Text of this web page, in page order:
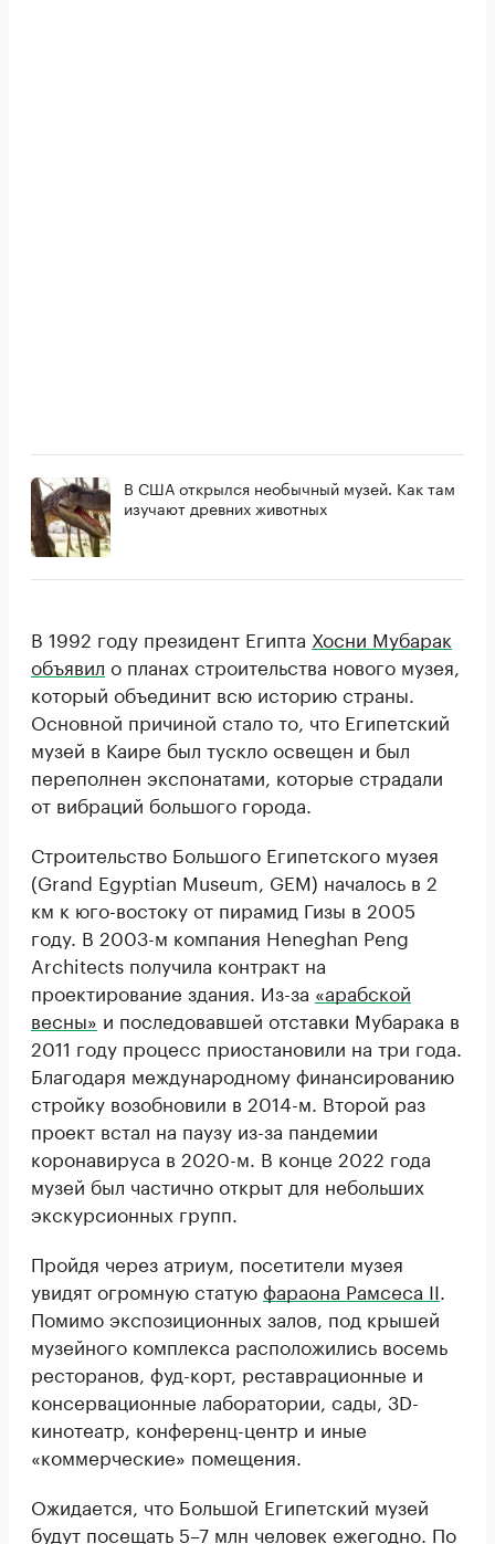
В США открылся необычный музей. Как там
изучают древних животных
В 1992 году президент Египта Хосни Мубарак
объявил о планах строительства нового музея,
который объединит всю историю страны.
Основной причиной стало то, что Египетский
музей в Каире был тускло освещен и был
переполнен экспонатами, которые страдали
от вибраций большого города.
Строительство Большого Египетского музея
(Grand Egyptian Museum, GEM) началось в 2
км к юго-востоку от пирамид Гизы в 2005
году. В 2003-м компания Heneghan Peng
Architects получила контракт на
проектирование здания. Из-за «арабской
весны» и последовавшей отставки Мубарака в
2011 году процесс приостановили на три года.
Благодаря международному финансированию
стройку возобновили в 2014-м. Второй раз
проект встал на паузу из-за пандемии
коронавируса в 2020-м. В конце 2022 года
музей был частично открыт для небольших
экскурсионных групп.
Пройдя через атриум, посетители музея
увидят огромную статуюфараона Рамсеса II
Помимо экспозиционных залов, под крышей
музейного комплекса расположились восемь
ресторанов, фуд-корт, реставрационные и
консервационные лаборатории, сады, 3D-
кинотеатр, конференц-центр и иные
«коммерческие» помещения.
Ожидается, что Большой Египетский музей
будут посещать 5–7 млн человек ежегодно. По